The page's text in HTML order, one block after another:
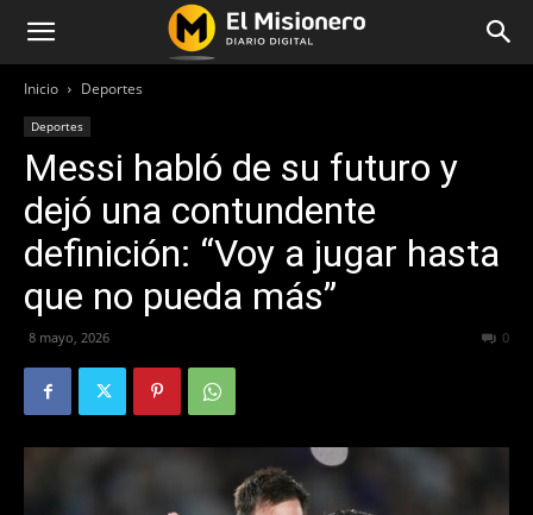
Inicio Deportes
Deportes
Messi habló de su futuro y
dejó una contundente
definición: “Voy a jugar hasta
que no pueda más”
8 mayo, 2026 0